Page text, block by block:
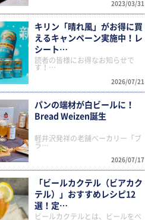
2023/03/31
キリン「晴れ風」がお得に買
えるキャンペーン実施中！レ
シート…
2026/07/21
読者の皆様にお得なお知らせで
す！…
パンの端材が白ビールに！
Bread Weizen誕生
2026/07/17
軽井沢発祥の老舗ベーカリー「ブ
ラ…
「ビールカクテル（ビアカク
テル）」おすすめレシピ12
選！定…
ビールカクテルとは、ビールをベ